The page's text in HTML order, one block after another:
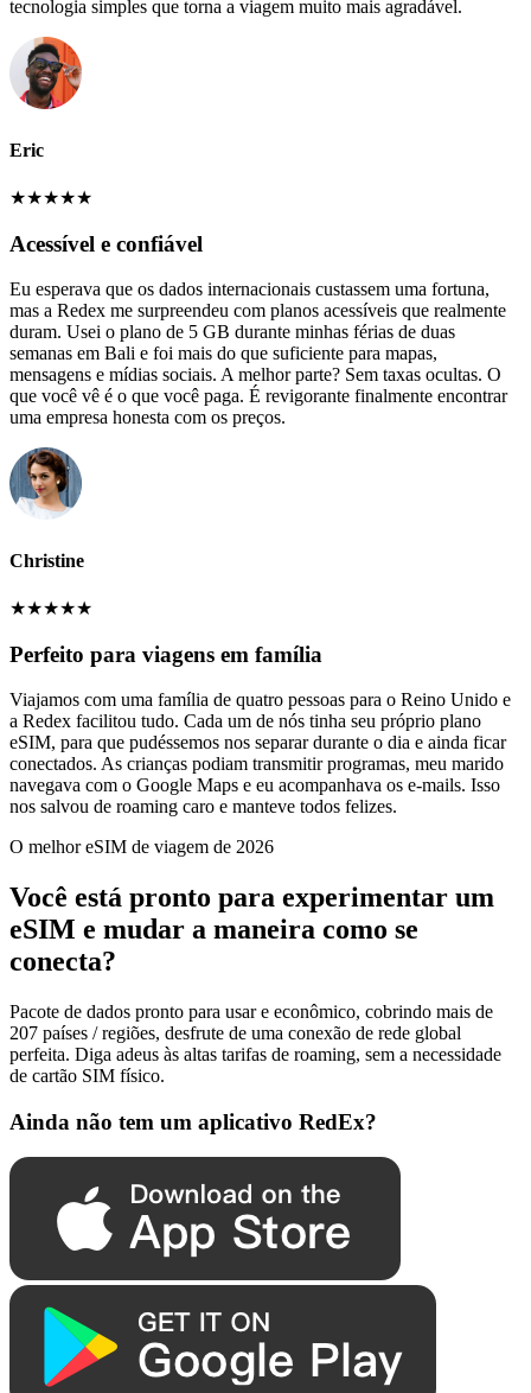
tecnologia simples que torna a viagem muito mais agradável.
Eric
★★★★★
Acessível e confiável
Eu esperava que os dados internacionais custassem uma fortuna,
mas a Redex me surpreendeu com planos acessíveis que realmente
duram. Usei o plano de 5 GB durante minhas férias de duas
semanas em Bali e foi mais do que suficiente para mapas,
mensagens e mídias sociais. A melhor parte? Sem taxas ocultas. O
que você vê é o que você paga. É revigorante finalmente encontrar
uma empresa honesta com os preços.
Christine
★★★★★
Perfeito para viagens em família
Viajamos com uma família de quatro pessoas para o Reino Unido e
a Redex facilitou tudo. Cada um de nós tinha seu próprio plano
eSIM, para que pudéssemos nos separar durante o dia e ainda ficar
conectados. As crianças podiam transmitir programas, meu marido
navegava com o Google Maps e eu acompanhava os e-mails. Isso
nos salvou de roaming caro e manteve todos felizes.
O melhor eSIM de viagem de 2026
Você está pronto para experimentar um
eSIM e mudar a maneira como se
conecta?
Pacote de dados pronto para usar e econômico, cobrindo mais de
207 países / regiões, desfrute de uma conexão de rede global
perfeita. Diga adeus às altas tarifas de roaming, sem a necessidade
de cartão SIM físico.
Ainda não tem um aplicativo RedEx?